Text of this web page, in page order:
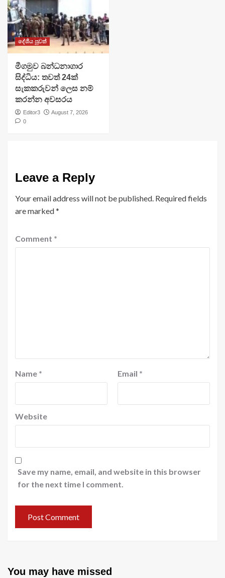
දේශීය පුවත්
මීගමුව බන්ධනාගාර
සිද්ධිය: තවත් 24ක්
සැකකරුවන් ලෙස නම්
කරන්න අවසරය
Editor3
August 7, 2026
0
Leave a Reply
Your email address will not be published. Required fields
are marked*
Comment *
Name * Email *
Website
Save my name, email, and website in this browser
for the next time I comment.
You may have missed